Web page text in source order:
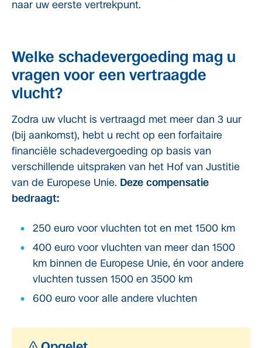
naar uw eerste vertrekpunt.
Welke schadevergoeding mag u
vragen voor een vertraagde
vlucht?
Zodra uw vlucht is vertraagd met meer dan 3 uur
(bij aankomst), hebt u recht op een forfaitaire
financiële schadevergoeding op basis van
verschillende uitspraken van het Hof van Justitie
van de Europese Unie. Deze compensatie
bedraagt:
250 euro voor vluchten tot en met 1500 km
400 euro voor vluchten van meer dan 1500
km binnen de Europese Unie, én voor andere
vluchten tussen 1500 en 3500 km
600 euro voor alle andere vluchten